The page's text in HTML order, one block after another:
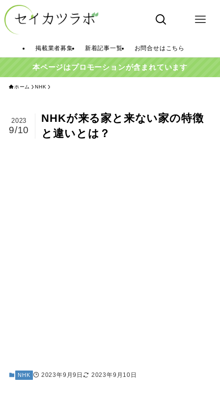
掲載業者募集 新着記事一覧 お問合せはこちら
本ページはプロモーションが含まれています
ホーム NHK
NHKが来る家と来ない家の特徴
と違いとは？
2023
9/10
NHK 2023年9月9日 2023年9月10日